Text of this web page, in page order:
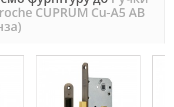
CUPRUМ Cu-А5 AB